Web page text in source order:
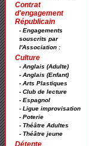
Contrat
d'engagement
Républicain
- Engagements
souscrits par
l'Association :
Culture
- Anglais (Adulte)
- Anglais (Enfant)
- Arts Plastiques
- Club de lecture
- Espagnol
- Ligue improvisation
- Poterie
- Théâtre Adultes
- Théâtre jeune
Détente